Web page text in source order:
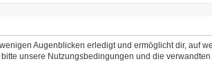
Augenblicken erledigt und ermöglicht dir, auf
unsere Nutzungsbedingungen und die